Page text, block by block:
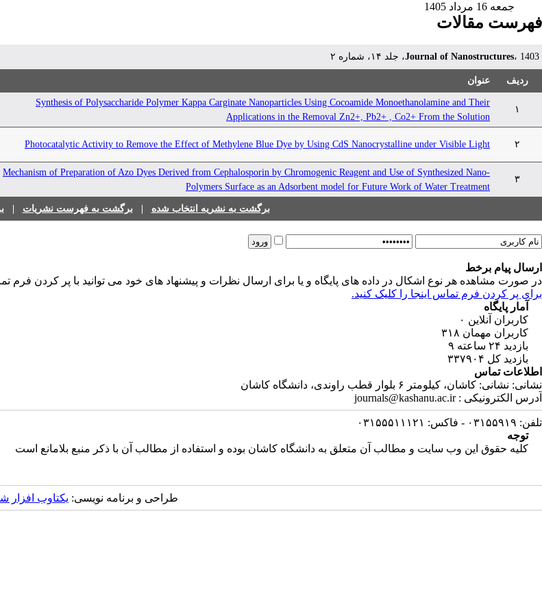
جمعه 16 مرداد 1405
فهرست مقالات
Journal of Nanostructures، 1403، جلد ۱۴، شماره ۲
ردیف عنوان
۱
Synthesis of Polysaccharide Polymer Kappa Carginate Nanoparticles Using Cocoamide Monoethanolamine and Their
Applications in the Removal Zn2+, Pb2+ , Co2+ From the Solution
۲ Photocatalytic Activity to Remove the Effect of Methylene Blue Dye by Using CdS Nanocrystalline under Visible Light
۳
Mechanism of Preparation of Azo Dyes Derived from Cephalosporin by Chromogenic Reagent and Use of Synthesized Nano-
Polymers Surface as an Adsorbent model for Future Work of Water Treatment
برگشت به نشریه انتخاب شده |برگشت به فهرست نشریات |
ارسال پیام برخط
در صورت مشاهده هر نوع اشکال در داده های پایگاه و یا برای ارسال نظرات و پیشنهاد های خود می توانید با پر کردن فرم
برای پر کردن فرم تماس اینجا را کلیک کنید.
آمار پایگاه
کاربران آنلاین ۰
کاربران مهمان ۳۱۸
بازدید ۲۴ ساعته
۹
بازدید کل ۳۳۷۹۰۴
اطلاعات تماس
نشانی: نشانی: کاشان، کیلومتر ۶ بلوار قطب راوندی، دانشگاه کاشان
آدرس الکترونیکی : journals@kashanu.ac.ir
تلفن: ۰۳۱۵۵۹۱۹ - فاکس: ۰۳۱۵۵۵۱۱۱۲۱
توجه
کلیه حقوق این وب سایت و مطالب آن متعلق به دانشگاه کاشان بوده و استفاده از مطالب آن با ذکر منبع بلامانع است
طراحی و برنامه نویسی: یکتاوب افزار